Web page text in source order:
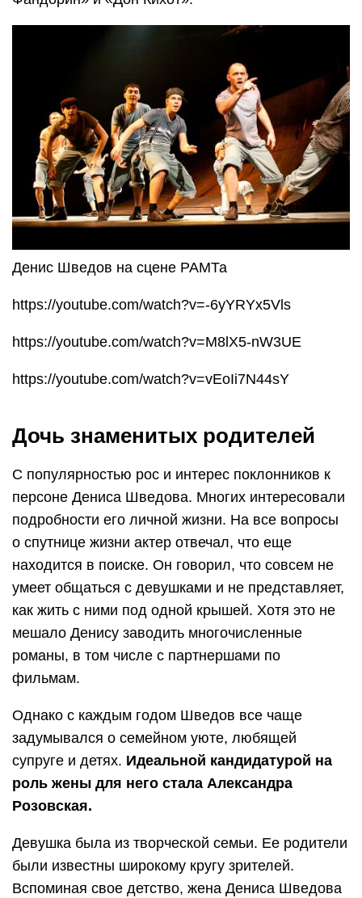
Денис Шведов на сцене РАМТа
https://youtube.com/watch?v=-6yYRYx5Vls
https://youtube.com/watch?v=M8lX5-nW3UE
https://youtube.com/watch?v=vEoIi7N44sY
Дочь знаменитых родителей
С популярностью рос и интерес поклонников к
персоне Дениса Шведова. Многих интересовали
подробности его личной жизни. На все вопросы
о спутнице жизни актер отвечал, что еще
находится в поиске. Он говорил, что совсем не
умеет общаться с девушками и не представляет,
как жить с ними под одной крышей. Хотя это не
мешало Денису заводить многочисленные
романы, в том числе с партнершами по
фильмам.
Однако с каждым годом Шведов все чаще
задумывался о семейном уюте, любящей
супруге и детях. Идеальной кандидатурой на
роль жены для него стала Александра
Розовская.
Девушка была из творческой семьи. Ее родители
были известны широкому кругу зрителей.
Вспоминая свое детство, жена Дениса Шведова